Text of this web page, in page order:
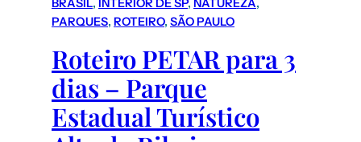
BRASIL, INTERIOR DE SP, NATUREZA
PARQUES, ROTEIRO, SÃO PAULO
Roteiro PETAR para 3
dias – Parque
Estadual Turístico